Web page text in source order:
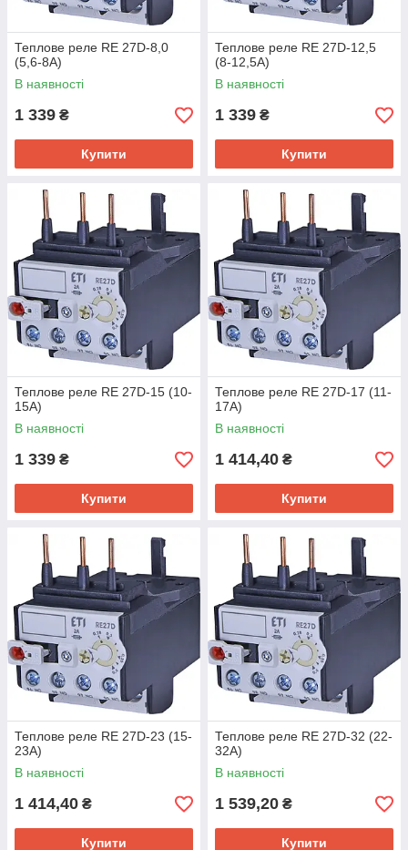
Теплове реле RE 27D-8,0
(5,6-8A)
В наявності
1 339 ₴
Купити
Теплове реле RE 27D-12,5
(8-12,5A)
В наявності
1 339 ₴
Купити
Теплове реле RE 27D-15 (10-
15A)
В наявності
1 339 ₴
Купити
Теплове реле RE 27D-17 (11-
17A)
В наявності
1 414,40 ₴
Купити
Теплове реле RE 27D-23 (15-
23A)
В наявності
1 414,40 ₴
Купити
Теплове реле RE 27D-32 (22-
32A)
В наявності
1 539,20 ₴
Купити